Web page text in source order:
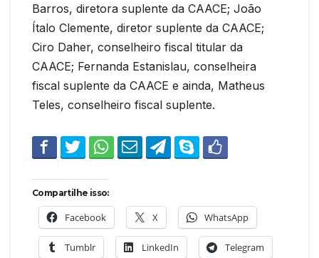
Barros, diretora suplente da CAACE; João
Ítalo Clemente, diretor suplente da CAACE;
Ciro Daher, conselheiro fiscal titular da
CAACE; Fernanda Estanislau, conselheira
fiscal suplente da CAACE e ainda, Matheus
Teles, conselheiro fiscal suplente.
Compartilhe isso:
Facebook X WhatsApp
Tumblr LinkedIn Telegram